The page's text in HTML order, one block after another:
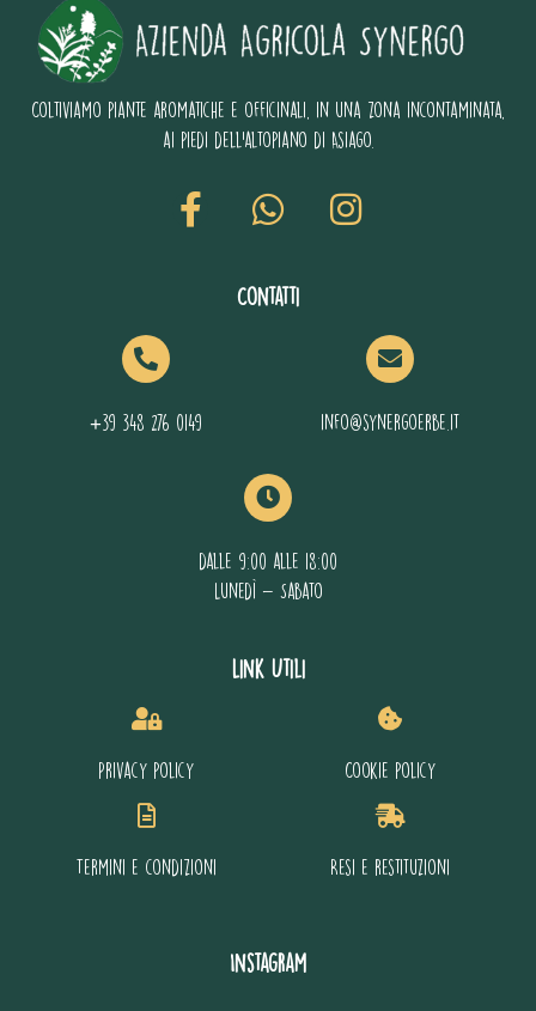
Coltiviamo piante aromatiche e officinali, in una zona incontaminata,
ai piedi dell’altopiano di Asiago.
Contatti
+39 348 276 0149 info@synergoerbe.it
dalle 9:00 alle 18:00
Lunedì - Sabato
Link Utili
Privacy policy Cookie policy
Termini e condizioni Resi e restituzioni
Instagram